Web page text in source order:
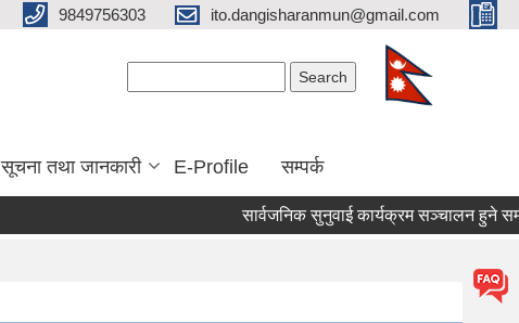
9849756303 ito.dangisharanmun@gmail.com
सूचना तथा जानकारी E-Profile सम्पर्क
सार्वजनिक सुनुवाई कार्यक्रम सञ्चालन हुने